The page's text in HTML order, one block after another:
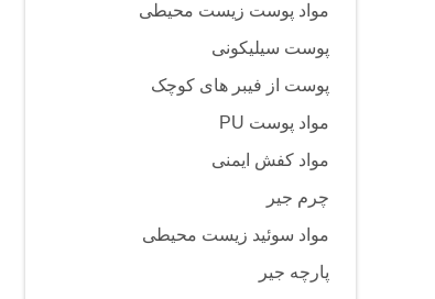
مواد پوست زیست محیطی
پوست سیلیکونی
پوست از فیبر های کوچک
مواد پوست PU
مواد کفش ایمنی
چرم جیر
مواد سوئید زیست محیطی
پارچه جیر